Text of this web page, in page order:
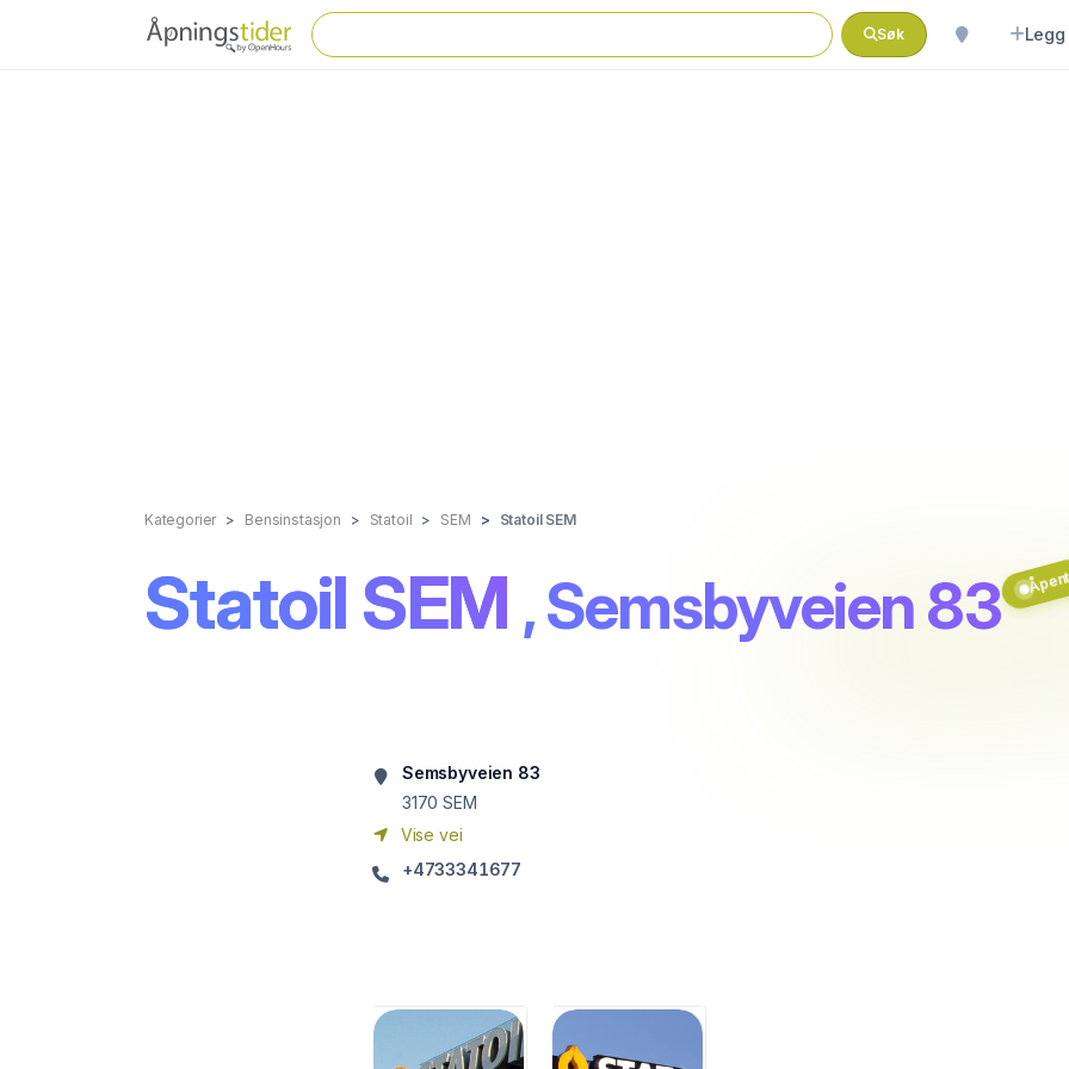
Søk
Kategorier Bensinstasjon Statoil SEM Statoil SEM
Statoil SEM , Semsbyveien 83
Semsbyveien 83
3170 SEM
Vise vei
+4733341677